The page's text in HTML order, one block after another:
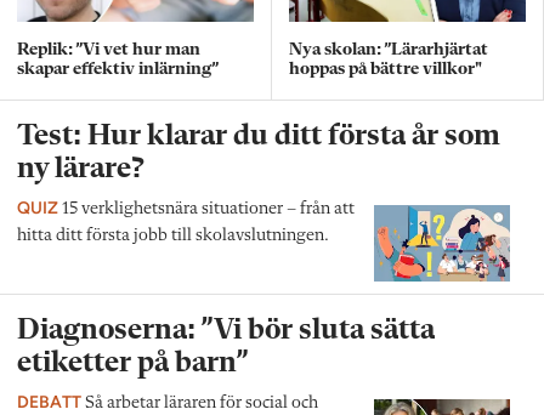
Replik: ”Vi vet hur man
skapar effektiv inlärning”
Nya skolan: ”Lärarhjärtat
hoppas på bättre villkor"
Test: Hur klarar du ditt första år som
ny lärare?
QUIZ 15 verklighetsnära situationer – från att
hitta ditt första jobb till skolavslutningen.
Diagnoserna: ”Vi bör sluta sätta
etiketter på barn”
DEBATT Så arbetar läraren för social och